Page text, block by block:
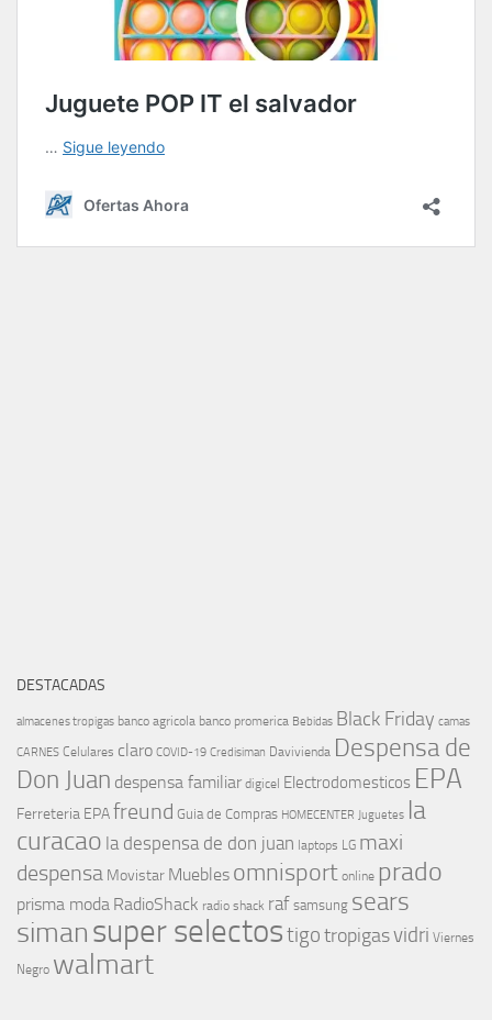
DESTACADAS
almacenes tropigas banco agricola banco promerica Bebidas Black Friday camas
CARNES Celulares claro COVID-19 Credisiman Davivienda Despensa de
Don Juan despensa familiar digicel Electrodomesticos EPA
Ferreteria EPAfreund Guia de Compras HOMECENTER Juguetes la
curacao la despensa de don juan laptops LG maxi
despensa Movistar Muebles omnisport online prado
prisma moda RadioShack radio shack raf samsung sears
simansuper selectostigotropigasvidri Viernes
Negro walmart